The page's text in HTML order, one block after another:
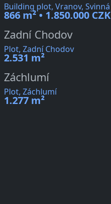
Building plot, Vranov, Svinná
866 m² • 1.850.000 CZK
Zadní Chodov
Plot, Zadní Chodov
2.531 m²
Záchlumí
Plot, Záchlumí
1.277 m²